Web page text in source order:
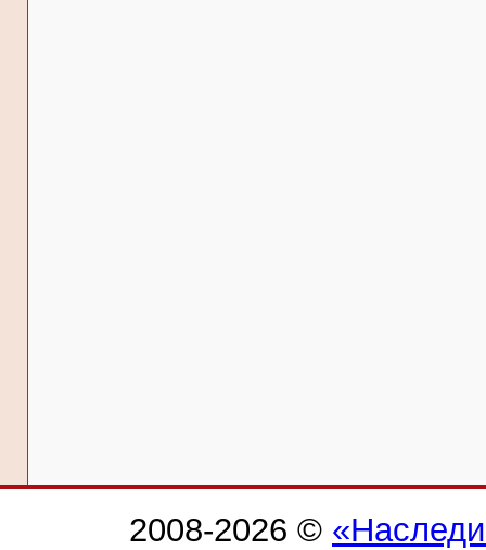
2008-2026 ©